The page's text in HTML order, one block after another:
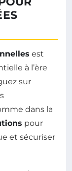
est
à l’ère
sur
dans la
pour
et sécuriser